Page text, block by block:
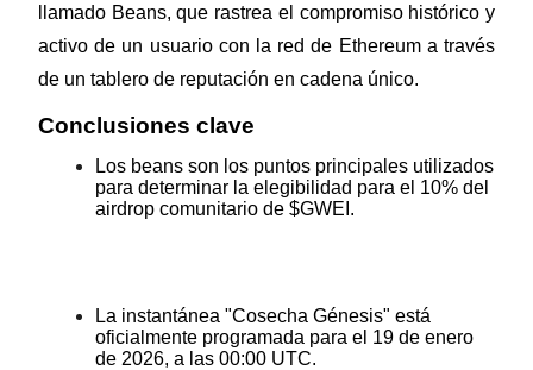
Futuros que utilizan USDC como garantía
llamado Beans, que rastrea el compromiso histórico y
activo de un usuario con la red de Ethereum a través
de un tablero de reputación en cadena único.
Conclusiones clave
Los beans son los puntos principales utilizados
para determinar la elegibilidad para el 10% del
airdrop comunitario de $GWEI.
La instantánea "Cosecha Génesis" está
oficialmente programada para el 19 de enero
de 2026, a las 00:00 UTC.